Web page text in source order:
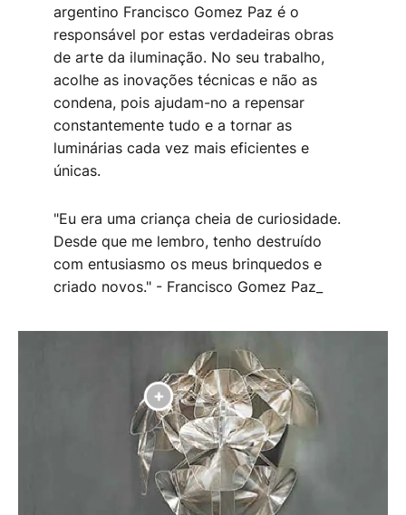
argentino Francisco Gomez Paz é o
responsável por estas verdadeiras obras
de arte da iluminação. No seu trabalho,
acolhe as inovações técnicas e não as
condena, pois ajudam-no a repensar
constantemente tudo e a tornar as
luminárias cada vez mais eficientes e
únicas.
"Eu era uma criança cheia de curiosidade.
Desde que me lembro, tenho destruído
com entusiasmo os meus brinquedos e
criado novos." - Francisco Gomez Paz_